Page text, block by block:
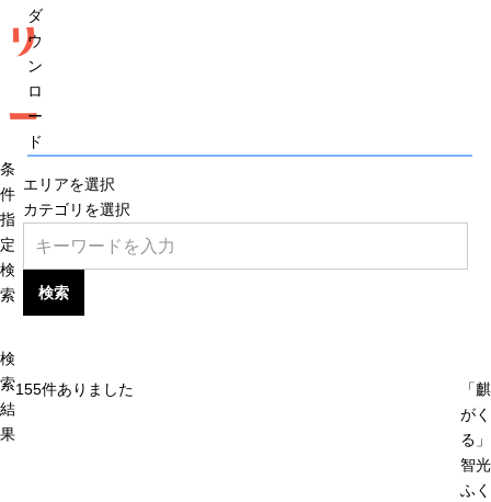
リ
ー
ダ
ウ
ン
ロ
ー
ド
条
件
指
定
検
索
エリアを選択
カテゴリを選択
検索
検
索
結
果
155件ありました
「
がく
る
智
ふ